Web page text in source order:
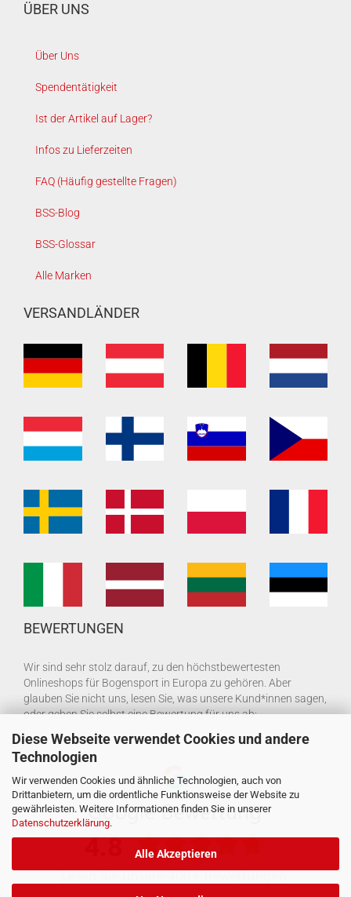
Diese Webseite verwendet Cookies und andere
Technologien
Wir verwenden Cookies und ähnliche Technologien, auch von
Drittanbietern, um die ordentliche Funktionsweise der Website zu
gewährleisten. Weitere Informationen finden Sie in unserer
Datenschutzerklärung.
Alle Akzeptieren
ÜBER UNS
Über Uns
Spendentätigkeit
Ist der Artikel auf Lager?
Infos zu Lieferzeiten
FAQ (Häufig gestellte Fragen)
BSS-Blog
BSS-Glossar
Alle Marken
VERSANDLÄNDER
BEWERTUNGEN
Wir sind sehr stolz darauf, zu den höchstbewertesten
Onlineshops für Bogensport in Europa zu gehören. Aber
glauben Sie nicht uns, lesen Sie, was unsere Kund*innen sagen,
oder geben Sie selbst eine Bewertung für uns ab: